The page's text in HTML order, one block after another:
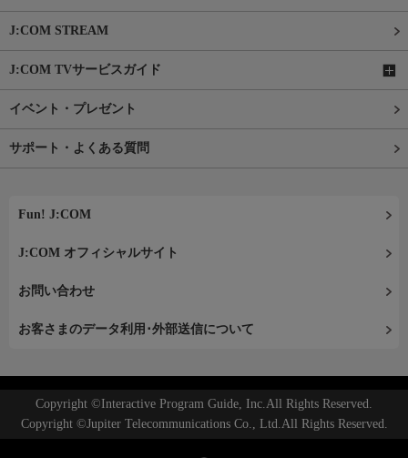
J:COM STREAM
J:COM TVサービスガイド
イベント・プレゼント
サポート・よくある質問
Fun! J:COM
J:COM オフィシャルサイト
お問い合わせ
お客さまのデータ利用･外部送信について
Copyright ©Interactive Program Guide, Inc.All Rights Reserved.
Copyright ©Jupiter Telecommunications Co., Ltd.All Rights Reserved.